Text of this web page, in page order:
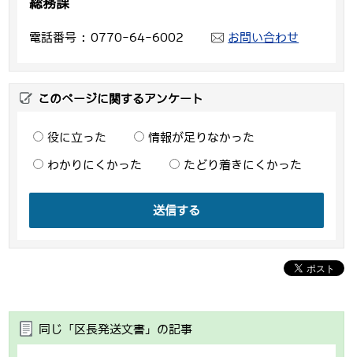
総務課
電話番号 0770-64-6002 お問い合わせ
このページに関するアンケート
役に立った 情報が足りなかった
わかりにくかった たどり着きにくかった
送信する
同じ「区長発送文書」の記事